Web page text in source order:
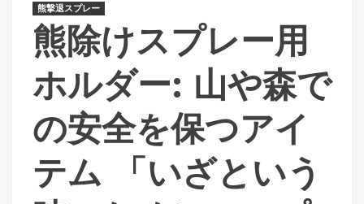
熊撃退スプレー
熊除けスプレー用
ホルダー: 山や森で
の安全を保つアイ
テム 「いざという